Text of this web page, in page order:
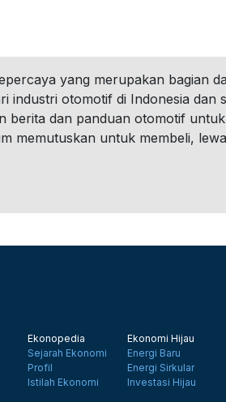
yang merupakan bagian
industri otomotif di Indonesia dan
berita dan panduan otomotif
memutuskan untuk membeli,
Ekonopedia
Sejarah Ekonomi
Profil
Istilah Ekonomi
Ekonomi Hijau
Energi Baru
Energi Sirkular
Investasi Hijau